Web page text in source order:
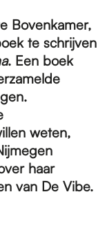
Bovenkamer,
te schrijven
. Een boek
weten,
haar
van De Vibe.